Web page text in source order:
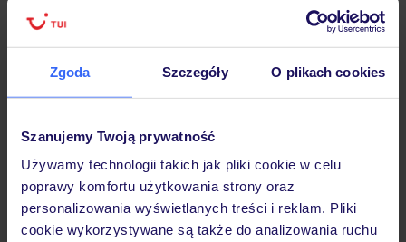
Zgoda Szczegóły O plikach cookies
Szanujemy Twoją prywatność
Używamy technologii takich jak pliki cookie w celu
poprawy komfortu użytkowania strony oraz
personalizowania wyświetlanych treści i reklam. Pliki
cookie wykorzystywane są także do analizowania ruchu
Hotel
Opinie
Pokoje